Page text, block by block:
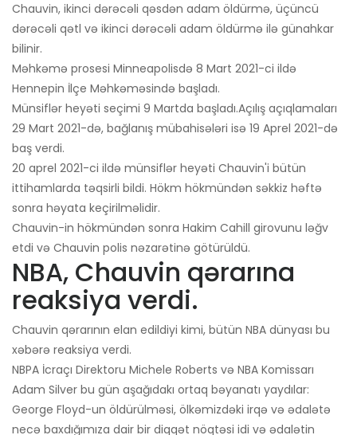
Chauvin, ikinci dərəcəli qəsdən adam öldürmə, üçüncü
dərəcəli qətl və ikinci dərəcəli adam öldürmə ilə günahkar
bilinir.
Məhkəmə prosesi Minneapolisdə 8 Mart 2021-ci ildə
Hennepin İlçe Məhkəməsində başladı.
Münsiflər heyəti seçimi 9 Martda başladı.Açılış açıqlamaları
29 Mart 2021-də, bağlanış mübahisələri isə 19 Aprel 2021-də
baş verdi.
20 aprel 2021-ci ildə münsiflər heyəti Chauvin'i bütün
ittihamlarda təqsirli bildi. Hökm hökmündən səkkiz həftə
sonra həyata keçirilməlidir.
Chauvin-in hökmündən sonra Hakim Cahill girovunu ləğv
etdi və Chauvin polis nəzarətinə götürüldü.
NBA, Chauvin qərarına
reaksiya verdi.
Chauvin qərarının elan edildiyi kimi, bütün NBA dünyası bu
xəbərə reaksiya verdi.
NBPA İcraçı Direktoru Michele Roberts və NBA Komissarı
Adam Silver bu gün aşağıdakı ortaq bəyanatı yaydılar:
George Floyd-un öldürülməsi, ölkəmizdəki irqə və ədalətə
necə baxdığımıza dair bir diqqət nöqtəsi idi və ədalətin